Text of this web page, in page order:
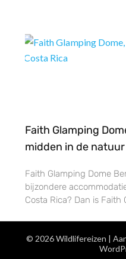
Faith Glamping
midden in de natuur
Faith Glamping Dome
bijzondere
Costa Rica? Dan is Faith
© 2026 Wildlifereizen |